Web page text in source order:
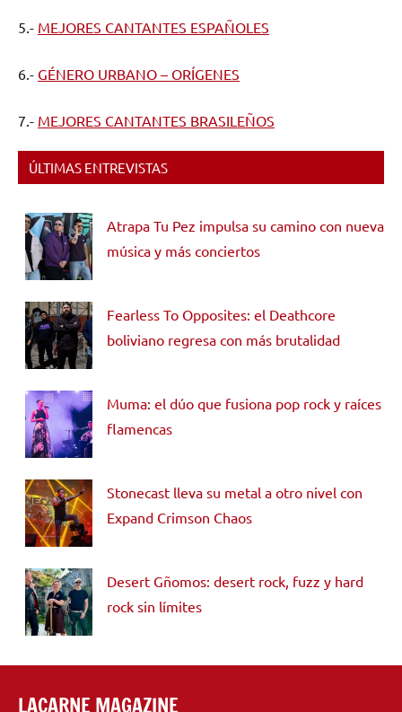
5.- MEJORES CANTANTES ESPAÑOLES
6.- GÉNERO URBANO – ORÍGENES
7.- MEJORES CANTANTES BRASILEÑOS
ÚLTIMAS ENTREVISTAS
Atrapa Tu Pez impulsa su camino con nueva
música y más conciertos
Fearless To Opposites: el Deathcore
boliviano regresa con más brutalidad
Muma: el dúo que fusiona pop rock y raíces
flamencas
Stonecast lleva su metal a otro nivel con
Expand Crimson Chaos
Desert Gñomos: desert rock, fuzz y hard
rock sin límites
LACARNE MAGAZINE